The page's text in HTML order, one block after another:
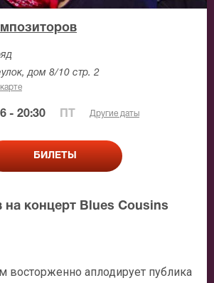
дом 8/10 стр. 2
- 20:30 Другие даты
БИЛЕТЫ
на концерт Blues Cousins
восторженно аплодирует публика